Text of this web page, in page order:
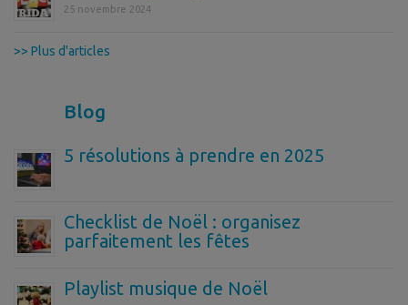
25 novembre 2024
>> Plus d'articles
Blog
5 résolutions à prendre en 2025
Checklist de Noël : organisez
parfaitement les fêtes
Playlist musique de Noël